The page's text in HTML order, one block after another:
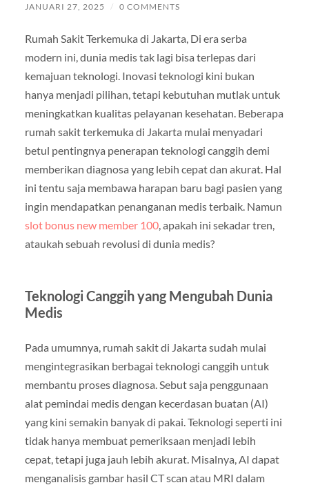
JANUARI 27, 2025 / 0 COMMENTS
Rumah Sakit Terkemuka di Jakarta, Di era serba
modern ini, dunia medis tak lagi bisa terlepas dari
kemajuan teknologi. Inovasi teknologi kini bukan
hanya menjadi pilihan, tetapi kebutuhan mutlak untuk
meningkatkan kualitas pelayanan kesehatan. Beberapa
rumah sakit terkemuka di Jakarta mulai menyadari
betul pentingnya penerapan teknologi canggih demi
memberikan diagnosa yang lebih cepat dan akurat. Hal
ini tentu saja membawa harapan baru bagi pasien yang
ingin mendapatkan penanganan medis terbaik. Namun
slot bonus new member 100, apakah ini sekadar tren,
ataukah sebuah revolusi di dunia medis?
Teknologi Canggih yang Mengubah Dunia
Medis
Pada umumnya, rumah sakit di Jakarta sudah mulai
mengintegrasikan berbagai teknologi canggih untuk
membantu proses diagnosa. Sebut saja penggunaan
alat pemindai medis dengan kecerdasan buatan (AI)
yang kini semakin banyak di pakai. Teknologi seperti ini
tidak hanya membuat pemeriksaan menjadi lebih
cepat, tetapi juga jauh lebih akurat. Misalnya, AI dapat
menganalisis gambar hasil CT scan atau MRI dalam